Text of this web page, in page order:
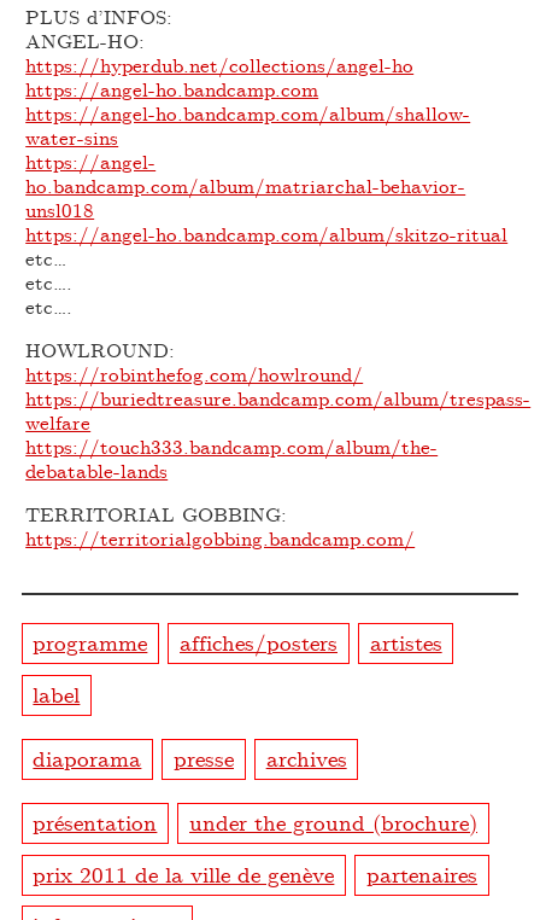
PLUS d’INFOS:
ANGEL-HO:
https://hyperdub.net/collections/angel-ho
https://angel-ho.bandcamp.com
https://angel-ho.bandcamp.com/album/shallow-
water-sins
https://angel-
ho.bandcamp.com/album/matriarchal-behavior-
unsl018
https://angel-ho.bandcamp.com/album/skitzo-ritual
etc…
etc….
etc….
HOWLROUND:
https://robinthefog.com/howlround/
https://buriedtreasure.bandcamp.com/album/trespass-
welfare
https://touch333.bandcamp.com/album/the-
debatable-lands
TERRITORIAL GOBBING:
https://territorialgobbing.bandcamp.com/
programme affiches/posters
artistes
label
diaporama presse archives
présentation
under the ground (brochure)
prix 2011 de la ville de genève
partenaires